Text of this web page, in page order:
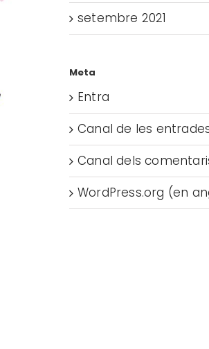
setembre 2021
Meta
Entra
Canal de les
Canal dels
WordPress.org (en